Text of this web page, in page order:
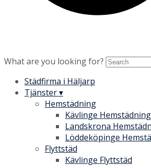
What are you looking for?
Städfirma i Häljarp
Tjänster ▾
Hemstädning
Kävlinge Hemstädning
Landskrona
Löddeköpinge
Flyttstäd
Kävlinge Flyttstäd